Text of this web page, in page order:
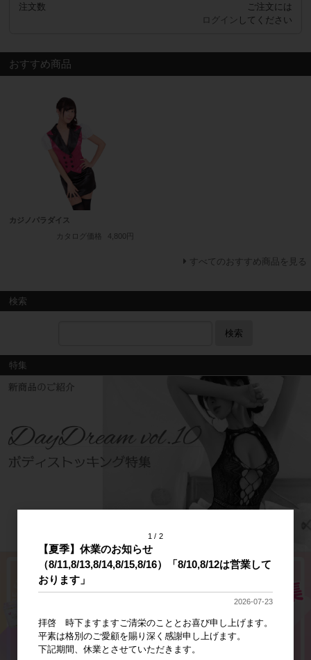
注文数
ご注文には
ログイン してください
おすすめ商品
カジノパラダイス
カタログ価格
4,800円
すべてのおすすめ商品を見る
検索
検索
特集
1 2
【夏季】休業のお知らせ
（8/11,8/13,8/14,8/15,8/16）「8/10,8/12は営業して
おります」
2026-07-23
拝啓 時下ますますご清栄のこととお喜び申し上げます。
平素は格別のご愛顧を賜り深く感謝申し上げます。
下記期間、休業とさせていただきます。